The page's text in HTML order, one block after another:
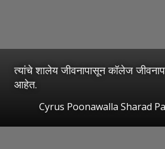
त्यांचे शालेय जीवनापासून कॉलेज
आहेत.
Cyrus Poonawalla Sharad